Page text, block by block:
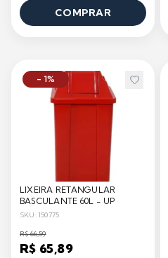
COMPRAR
- 1%
LIXEIRA RETANGULAR
BASCULANTE 60L - UP
SKU: 150775
R$ 66,59
R$ 65,89